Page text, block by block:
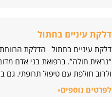
דלקת עיניים בחתול
דלקת עיניים בחתול הדלקת
“נראית חולה”. ברפואת בני אדם
ולרוב חולפת עם טיפול תרופתי. גם
לפרטים נוספים